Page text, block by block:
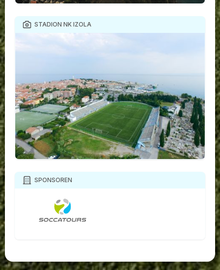
STADION NK IZOLA
SPONSOREN